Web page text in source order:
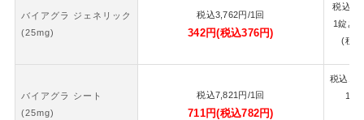
バイアグラ ジェネリック
(25mg)
税込3,762円/1回
342円(税込376円)
税込
1錠あ
(税
バイアグラ シート
(25mg)
税込7,821 円/1回
711円(税込782円)
税込
1錠